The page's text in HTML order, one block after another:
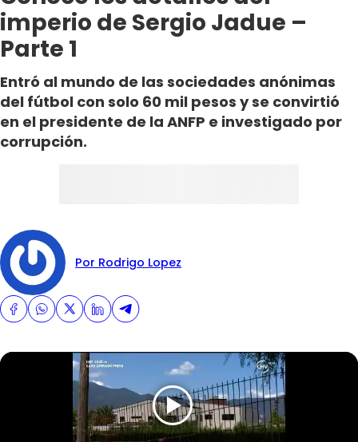
imperio de Sergio Jadue –
Parte 1
Entró al mundo de las sociedades anónimas
del fútbol con solo 60 mil pesos y se convirtió
en el presidente de la ANFP e investigado por
corrupción.
Por Rodrigo Lopez
Sabingo
Todos Los Programas